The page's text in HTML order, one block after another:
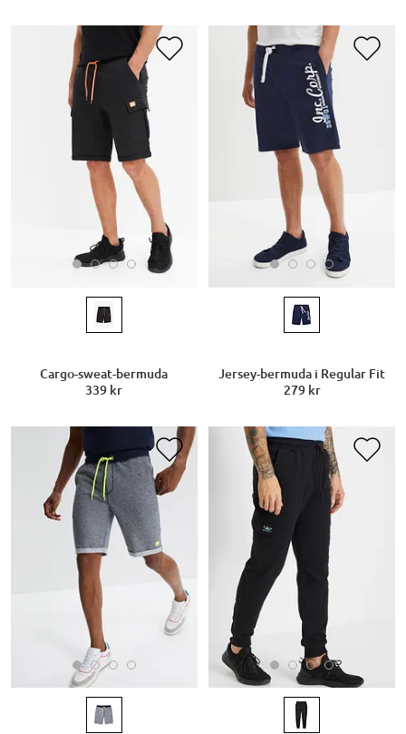
Cargo-sweat-bermuda
339 kr
Jersey-bermuda i Regular Fit
279 kr